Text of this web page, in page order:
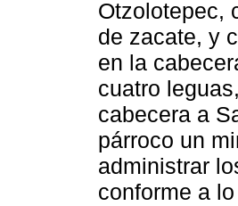
Otzolotepec,
de zacate, y
en la
cuatro
cabecera a
párroco un
administrar
conforme a